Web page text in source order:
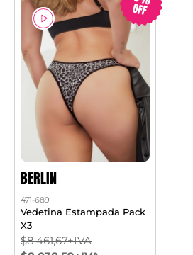
OFF
BERLIN
471-689
Vedetina Estampada Pack
X3
$8.461,67+IVA